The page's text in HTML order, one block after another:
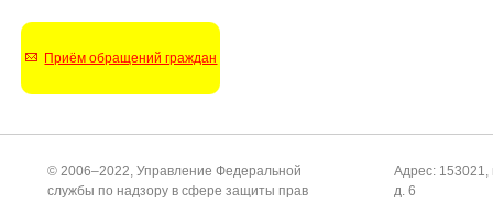
Приём обращений граждан
© 2006–2022, Управление Федеральной
службы по надзору в сфере защиты прав
Адрес: 153021,
д. 6